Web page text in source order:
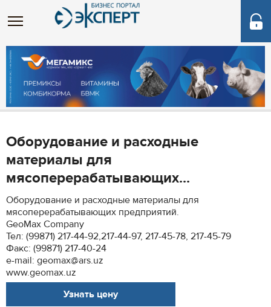
Оборудование и расходные
материалы для
мясоперерабатывающих...
Оборудование и расходные материалы для
мясоперерабатывающих предприятий.
GeoMax Company
Тел: (99871) 217-44-92,217-44-97, 217-45-78, 217-45-79
Факс: (99871) 217-40-24
e-mail: geomax@ars.uz
www.geomax.uz
Узнать цену